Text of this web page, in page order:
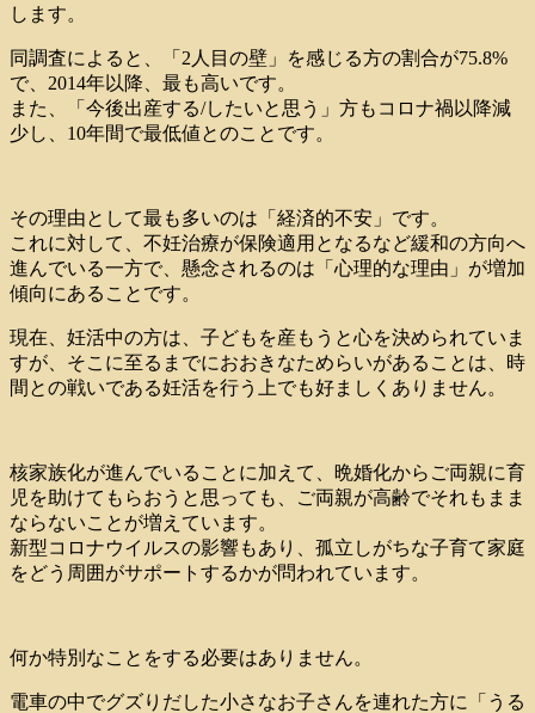
します。
同調査によると、「2⼈⽬の壁」を感じる方の割合が75.8%
で、2014年以降、最も高いです。
また、「今後出産する/したいと思う」方もコロナ禍以降減
少し、10年間で最低値とのことです。
その理由として最も多いのは「経済的不安」です。
これに対して、不妊治療が保険適用となるなど緩和の方向へ
進んでいる一方で、懸念されるのは「⼼理的な理由」が増加
傾向にあることです。
現在、妊活中の方は、子どもを産もうと心を決められていま
すが、そこに至るまでにおおきなためらいがあることは、時
間との戦いである妊活を行う上でも好ましくありません。
核家族化が進んでいることに加えて、晩婚化からご両親に育
児を助けてもらおうと思っても、ご両親が高齢でそれもまま
ならないことが増えています。
新型コロナウイルスの影響もあり、孤立しがちな子育て家庭
をどう周囲がサポートするかが問われています。
何か特別なことをする必要はありません。
電車の中でグズりだした小さなお子さんを連れた方に「うる